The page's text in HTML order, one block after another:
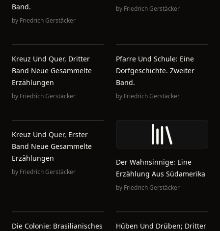
Band.
by Friedrich Gerstäcker
by Friedrich Gerstäcker
Kreuz Und Quer, Dritter
Band Neue Gesammelte
Erzählungen
by Friedrich Gerstäcker
Pfarre Und Schule: Eine
Dorfgeschichte. Zweiter
Band.
by Friedrich Gerstäcker
Kreuz Und Quer, Erster
Band Neue Gesammelte
Erzählungen
by Friedrich Gerstäcker
Der Wahnsinnige: Eine
Erzählung Aus Südamerika
by Friedrich Gerstäcker
Die Colonie: Brasilianisches
Hüben Und Drüben; Dritter